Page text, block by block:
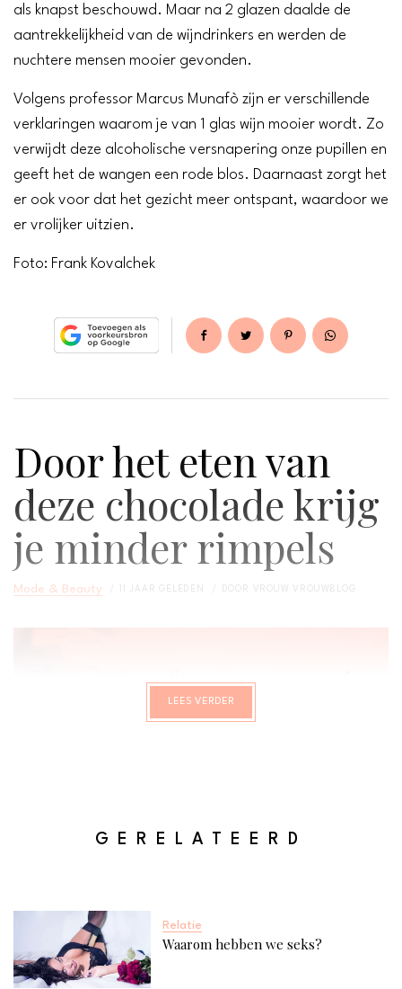
als knapst beschouwd. Maar na 2 glazen daalde de
aantrekkelijkheid van de wijndrinkers en werden de
nuchtere mensen mooier gevonden.
Volgens professor Marcus Munafò zijn er verschillende
verklaringen waarom je van 1 glas wijn mooier wordt. Zo
verwijdt deze alcoholische versnapering onze pupillen en
geeft het de wangen een rode blos. Daarnaast zorgt het
er ook voor dat het gezicht meer ontspant, waardoor we
er vrolijker uitzien.
Foto: Frank Kovalchek
Door het eten van
deze chocolade krijg
je minder rimpels
Mode & Beauty 11 JAAR GELEDEN DOOR VROUW VROUWBLOG
LEES VERDER
GERELATEERD
Relatie
Waarom hebben we seks?